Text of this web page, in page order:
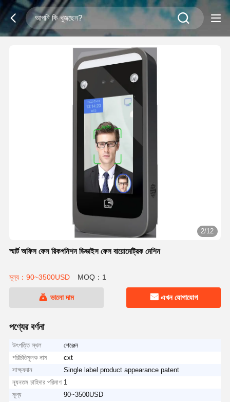
2/12
স্মার্ট অফিস ফেস রিকগনিশন ডিভাইস ফেস বায়োমেট্রিক মেশিন
মূল্য：90~3500USD MOQ：1
ভালো দাম এখন যোগাযোগ
পণ্যের বর্ণনা
উৎপত্তি স্থল
শেঞ্জেন
পরিচিতিমুলক নাম
cxt
সাক্ষ্যদান
Single label product appearance patent
ন্যূনতম চাহিদার পরিমাণ 1
মূল্য
90~3500USD